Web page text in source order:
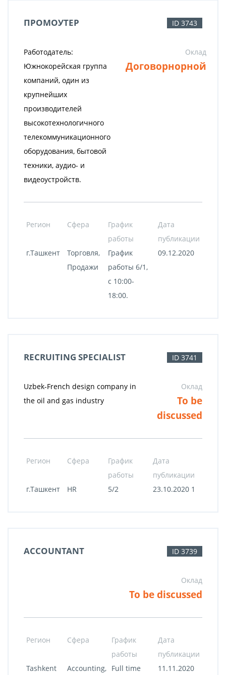
ПРОМОУТЕР ID 3743
Работодатель:
Южнокорейская группа
компаний, один из
крупнейших
производителей
высокотехнологичного
телекоммуникационного
оборудования, бытовой
техники, аудио- и
видеоустройств.
Оклад
Договорнорной
Регион Сфера
График
работы
Дата
публикации
г.Ташкент
Торговля,
Продажи
График
работы 6/1,
с 10:00-
18:00.
09.12.2020
RECRUITING SPECIALIST ID 3741
Uzbek-French design company in
the oil and gas industry
Оклад
To be
discussed
Регион Сфера
График
работы
Дата
публикации
г.Ташкент
HR 5/2 23.10.2020 1
ACCOUNTANT ID 3739
Оклад
To be discussed
Регион Сфера
График
работы
Дата
публикации
Tashkent
Accounting, Full time 11.11.2020